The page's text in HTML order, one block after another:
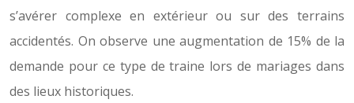
s’avérer complexe en extérieur ou sur des terrains
accidentés. On observe une augmentation de 15% de la
demande pour ce type de traine lors de mariages dans
des lieux historiques.